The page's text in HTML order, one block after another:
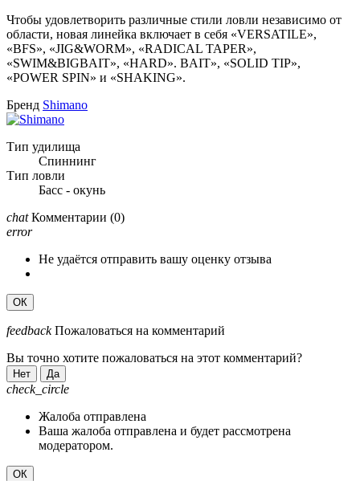
Чтобы удовлетворить различные стили ловли независимо от
области, новая линейка включает в себя «VERSATILE»,
«BFS», «JIG&WORM», «RADICAL TAPER»,
«SWIM&BIGBAIT», «HARD». BAIT», «SOLID TIP»,
«POWER SPIN» и «SHAKING».
Бренд Shimano
Тип удилища
Спиннинг
Тип ловли
Басс - окунь
chat Комментарии (0)
error
Не удаётся отправить вашу оценку отзыва
ОК
feedback Пожаловаться на комментарий
Вы точно хотите пожаловаться на этот комментарий?
Нет Да
check_circle
Жалоба отправлена
Ваша жалоба отправлена и будет рассмотрена
модератором.
ОК